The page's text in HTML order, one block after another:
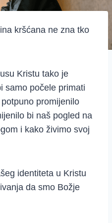
kršćana ne zna tko
Kristu tako je
samo počele primati
promijenilo
bi naš pogled na
i kako živimo svoj
identiteta u Kristu
da smo Božje